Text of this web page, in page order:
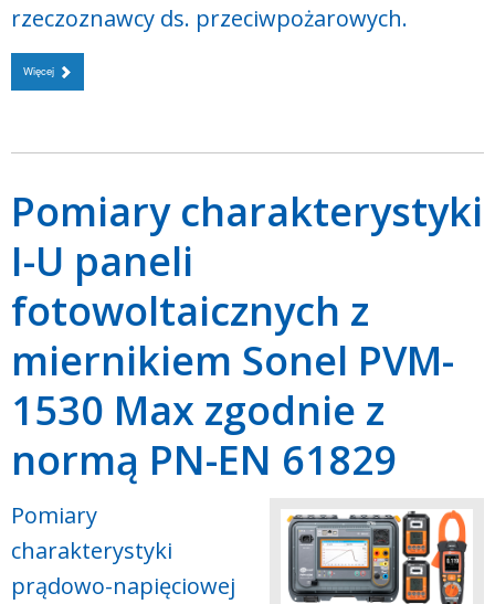
rzeczoznawcy ds. przeciwpożarowych.
Więcej
Pomiary charakterystyki
I-U paneli
fotowoltaicznych z
miernikiem Sonel PVM-
1530 Max zgodnie z
normą PN-EN 61829
Pomiary
charakterystyki
prądowo-napięciowej